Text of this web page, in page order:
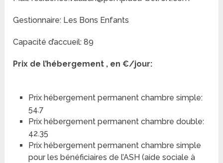
Gestionnaire: Les Bons Enfants
Capacité d’accueil: 89
Prix de l’hébergement , en €/jour:
Prix hébergement permanent chambre simple:
54.7
Prix hébergement permanent chambre double:
42.35
Prix hébergement permanent chambre simple
pour les bénéficiaires de l’ASH (aide sociale à